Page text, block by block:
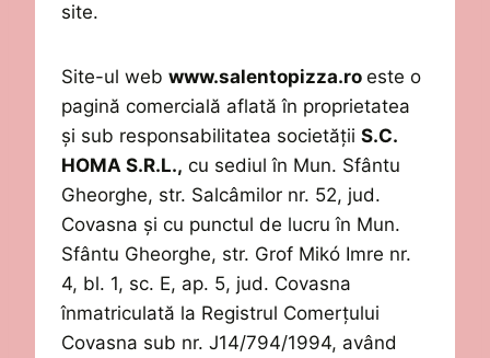
site.
Site-ul web www.salentopizza.ro este o
pagină comercială aflatăîn proprietatea
și sub responsabilitatea societății S.C.
HOMA S.R.L., cu sediul în Mun. Sfântu
Gheorghe, str. Salcâmilor nr. 52, jud.
Covasna și cu punctul de lucru în Mun.
Sfântu Gheorghe, str. Grof Mikó Imre nr.
4, bl. 1, sc. E, ap. 5, jud. Covasna
înmatriculată la Registrul Comerțului
Covasna sub nr. J14/794/1994, având